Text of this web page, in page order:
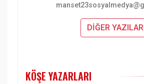
DİĞER
KÖŞE YAZARLARI